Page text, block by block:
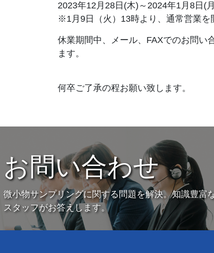
2023年12月28日(木)～2024年1月8日(
※1月9日（火）13時より、通常営業を
休業期間中、メール、FAXでのお問い
ます。
何卒ご了承の程お願い致します。
お問い合わせ
微小物サンプリングに関する問題を解決。知識豊富
スタッフがお答えします。